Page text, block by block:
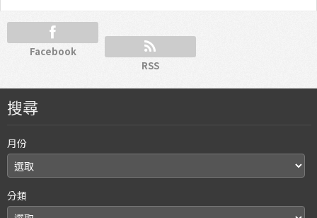
Facebook
RSS
搜尋
月份
分類